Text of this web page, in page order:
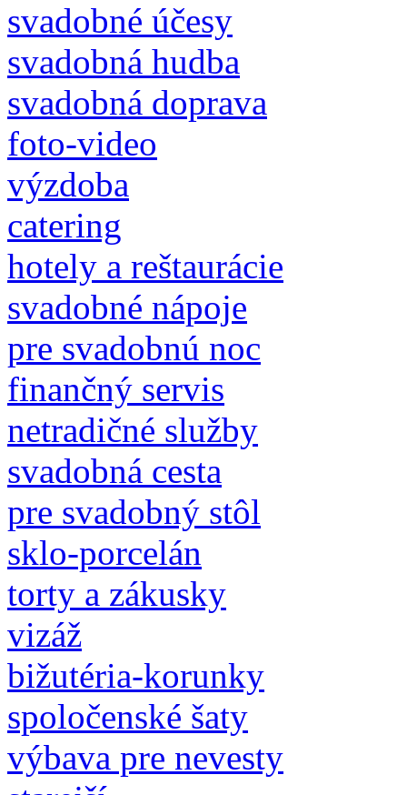
svadobné účesy
svadobná hudba
svadobná doprava
foto-video
výzdoba
catering
hotely a reštaurácie
svadobné nápoje
pre svadobnú noc
finančný servis
netradičné služby
svadobná cesta
pre svadobný stôl
sklo-porcelán
torty a zákusky
vizáž
bižutéria-korunky
spoločenské šaty
výbava pre nevesty